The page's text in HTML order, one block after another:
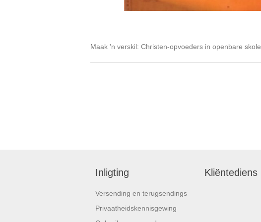
Maak 'n verskil: Christen-opvoeders in openbare skole
Inligting
Versending en terugsendings
Privaatheidskennisgewing
Kliëntediens